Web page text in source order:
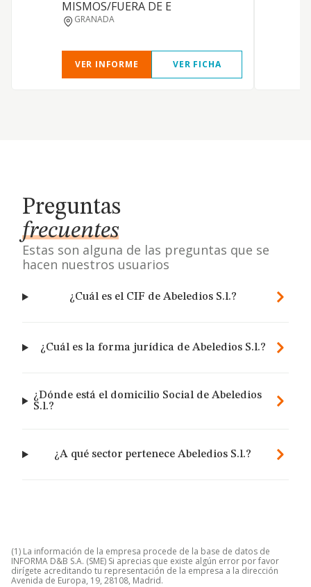
MISMOS/FUERA DE E
GRANADA
VER INFORME VER FICHA
Preguntas
frecuentes
Estas son alguna de las preguntas que se
hacen nuestros usuarios
¿Cuál es el CIF de Abeledios S.l.?
¿Cuál es la forma jurídica de Abeledios S.l.?
¿Dónde está el domicilio Social de Abeledios
S.l.?
¿A qué sector pertenece Abeledios S.l.?
(1) La información de la empresa procede de la base de datos de
INFORMA D&B S.A. (SME) Si aprecias que existe algún error por favor
dirígete acreditando tu representación de la empresa a la dirección
Avenida de Europa, 19, 28108, Madrid.